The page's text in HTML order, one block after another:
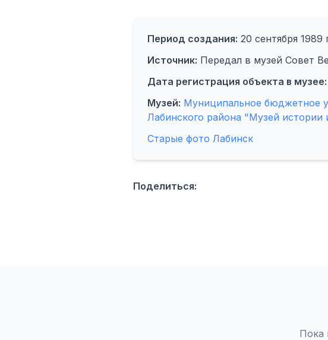
Период создания: 20 сентября 1989
Источник: Передал в музей Совет
Дата регистрация объекта в музее:
Музей: Муниципальное бюджетное
Лабинского района "Музей
Старые фото Лабинск
Поделиться:
Пока